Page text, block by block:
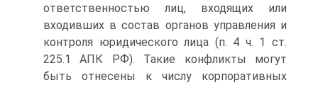
ответственностью лиц, входящих или
входивших в состав органов управления и
контроля юридического лица (п. 4 ч. 1 ст.
225.1 АПК РФ). Такие конфликты могут
быть отнесены к числу корпоративных